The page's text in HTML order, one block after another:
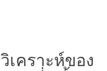
เคราะห์ของ